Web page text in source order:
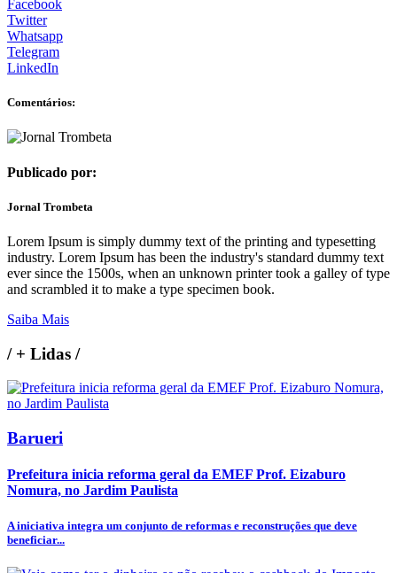
Facebook
Twitter
Whatsapp
Telegram
LinkedIn
Comentários:
Publicado por:
Jornal Trombeta
Lorem Ipsum is simply dummy text of the printing and typesetting
industry. Lorem Ipsum has been the industry's standard dummy text
ever since the 1500s, when an unknown printer took a galley of type
and scrambled it to make a type specimen book.
Saiba Mais
/+ Lidas /
Barueri
Prefeitura inicia reforma geral da EMEF Prof. Eizaburo
Nomura, no Jardim Paulista
A iniciativa integra um conjunto de reformas e reconstruções que deve
beneficiar...